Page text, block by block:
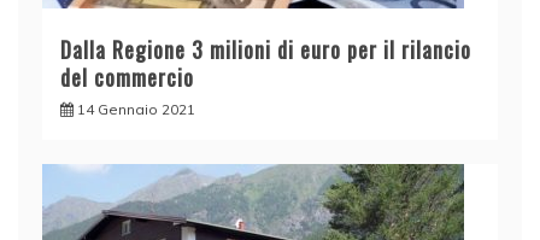
,
p
o
n
Dalla Regione 3 milioni di euro per il rilancio
del commercio
14 Gennaio 2021